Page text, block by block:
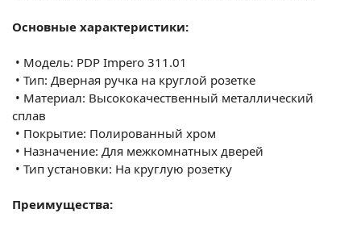
Основные характеристики:
• Модель: PDP Impero 311.01
• Тип: Дверная ручка на круглой розетке
• Материал: Высококачественный металлический
сплав
• Покрытие: Полированный хром
• Назначение: Для межкомнатных дверей
• Тип установки: На круглую розетку
Преимущества: